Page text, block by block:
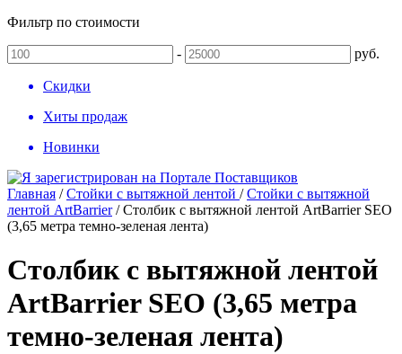
Фильтр по стоимости
- руб.
Скидки
Хиты продаж
Новинки
Главная /Стойки с вытяжной лентой /Стойки с вытяжной
лентой ArtBarrier/Столбик с вытяжной лентой ArtBarrier SEO
(3,65 метра темно-зеленая лента)
Столбик с вытяжной лентой
ArtBarrier SEO (3,65 метра
темно-зеленая лента)